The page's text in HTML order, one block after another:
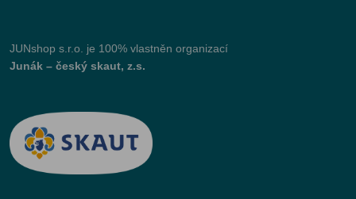
JUNshop s.r.o.
je 100% vlastněn organizací
Junák – český skaut, z.s.